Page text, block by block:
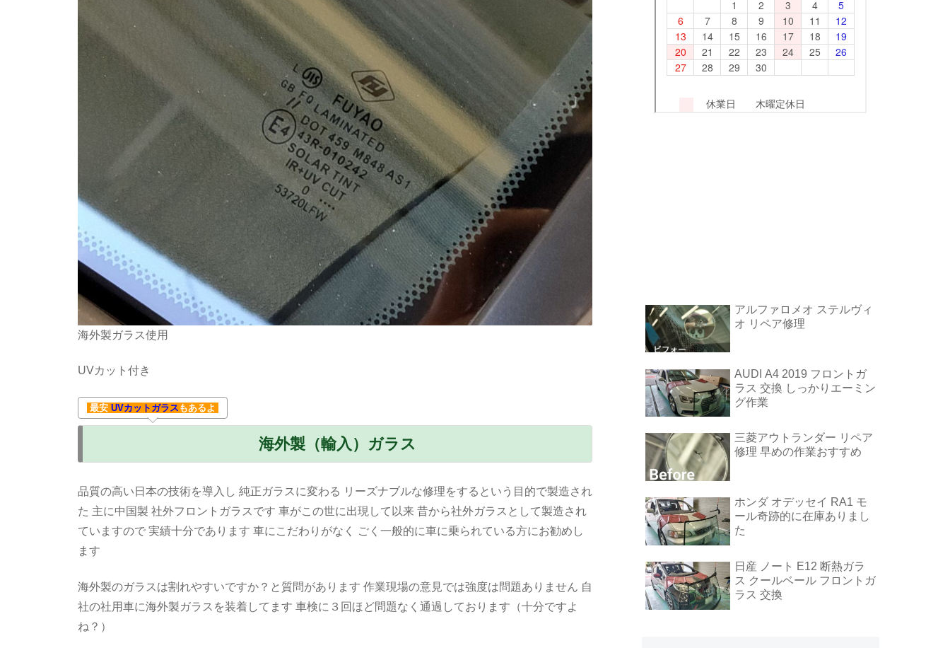
海外製ガラス使用
UVカット付き
最安 UVカットガラス もあるよ
海外製（輸入）ガラス
品質の高い日本の技術を導入し 純正ガラスに変わる リーズナブルな修理をするという目的で製造され
た 主に中国製 社外フロントガラスです 車がこの世に出現して以来 昔から社外ガラスとして製造され
ていますので 実績十分であります 車にこだわりがなく ごく一般的に車に乗られている方にお勧めし
ます
海外製のガラスは割れやすいですか？と質問があります 作業現場の意見では強度は問題ありません 自
社の社用車に海外製ガラスを装着してます 車検に３回ほど問題なく通過しております（十分ですよ
ね？）
アルファロメオ ステルヴィ
オ リペア修理
AUDI A4 2019 フロントガ
ラス 交換 しっかりエーミン
グ作業
三菱アウトランダー リペア
修理 早めの作業おすすめ
ホンダ オデッセイ RA1 モ
ール奇跡的に在庫ありまし
た
日産 ノート E12 断熱ガラ
ス クールベール フロントガ
ラス 交換